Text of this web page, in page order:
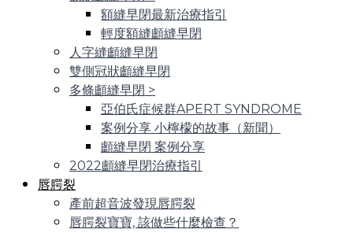
額縫早閉最新治療指引
輕度額縫顱縫早閉
人字縫顱縫早閉
雙側冠狀顱縫早閉
多條顱縫早閉 >
亞伯氏症候群APERT SYNDROME
案例分享 小檸檬的故事（新聞）
顱縫早閉 案例分享
2022顱縫早閉治療指引
唇腭裂
產前超音波發現唇腭裂
唇腭裂寶寶, 該做些什麼檢查？